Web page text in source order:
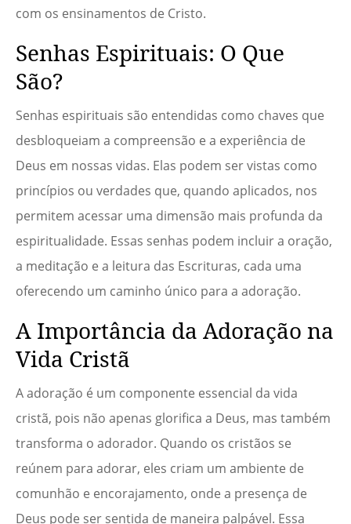
com os ensinamentos de Cristo.
Senhas Espirituais: O Que
São?
Senhas espirituais são entendidas como chaves que
desbloqueiam a compreensão e a experiência de
Deus em nossas vidas. Elas podem ser vistas como
princípios ou verdades que, quando aplicados, nos
permitem acessar uma dimensão mais profunda da
espiritualidade. Essas senhas podem incluir a oração,
a meditação e a leitura das Escrituras, cada uma
oferecendo um caminho único para a adoração.
A Importância da Adoração na
Vida Cristã
A adoração é um componente essencial da vida
cristã, pois não apenas glorifica a Deus, mas também
transforma o adorador. Quando os cristãos se
reúnem para adorar, eles criam um ambiente de
comunhão e encorajamento, onde a presença de
Deus pode ser sentida de maneira palpável. Essa